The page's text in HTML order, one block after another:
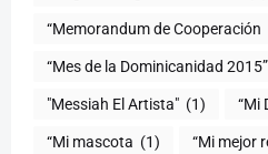
“Memorandum de Cooperación
“Mes de la Dominicanidad 2015”
"Messiah El Artista" (1) “Mi
“Mi mascota (1) “Mi mejor